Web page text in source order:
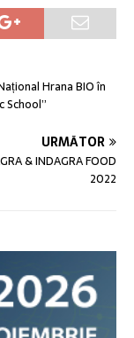
Hrana BIO în
School”
URMĂTOR
& INDAGRA FOOD
2022